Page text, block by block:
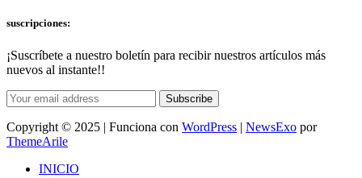
suscripciones:
¡Suscríbete a nuestro boletín para recibir nuestros artículos más
nuevos al instante!!
Subscribe
Copyright © 2025 | Funciona con WordPress | NewsExo por
ThemeArile
INICIO